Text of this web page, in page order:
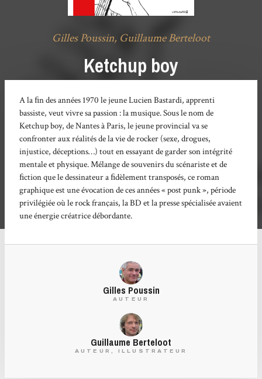
Gilles Poussin, Guillaume Berteloot
Ketchup boy
A la ﬁn des années 1970 le jeune Lucien Bastardi, apprenti
bassiste, veut vivre sa passion : la musique. Sous le nom de
Ketchup boy, de Nantes à Paris, le jeune provincial va se
confronter aux réalités de la vie de rocker (sexe, drogues,
injustice, déceptions…) tout en essayant de garder son intégrité
mentale et physique. Mélange de souvenirs du scénariste et de
ﬁction que le dessinateur a ﬁdèlement transposés, ce roman
graphique est une évocation de ces années « post punk », période
privilégiée où le rock français, la BD et la presse spécialisée avaient
une énergie créatrice débordante.
Gilles Poussin
AUTEUR
Guillaume Berteloot
AUTEUR, ILLUSTRATEUR